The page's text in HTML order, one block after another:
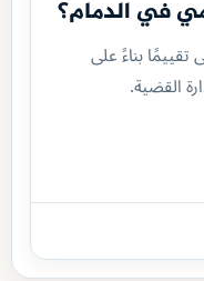
في الدمام؟
تقييمًا بناءً على
القضية.